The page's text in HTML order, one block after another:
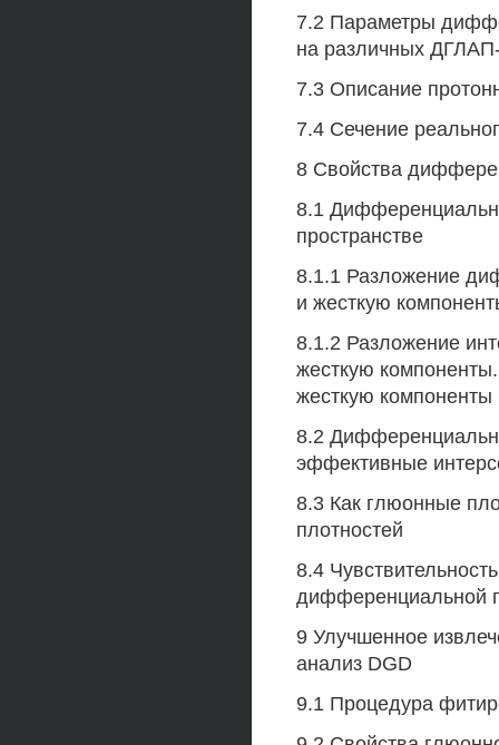
7.2 Параметры
на различных
7.3 Описание
7.4 Сечение
8 Свойства
8.1
пространстве
8.1.1 Разложение
и жесткую
8.1.2 Разложение
жесткую
жесткую компоненты
8.2
эффективные
8.3 Как глюонные
плотностей
8.4
дифференциальной
9 Улучшенное
анализ DGD
9.1 Процедура